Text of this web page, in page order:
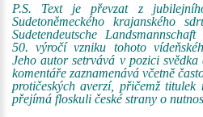
P.S. Text je převzat z
Sudetoněmeckého krajanského
Sudetendeutsche
50. výročí vzniku tohoto
Jeho autor setrvává v pozici svědka
komentáře zaznamenává včetně
protičeských averzí, přičemž titulek
přejímá floskuli české strany o